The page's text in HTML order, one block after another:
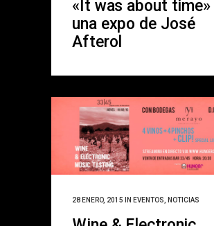
«It was about time»
una expo de José
Afterol
28 ENERO, 2015 IN EVENTOS NOTICIAS